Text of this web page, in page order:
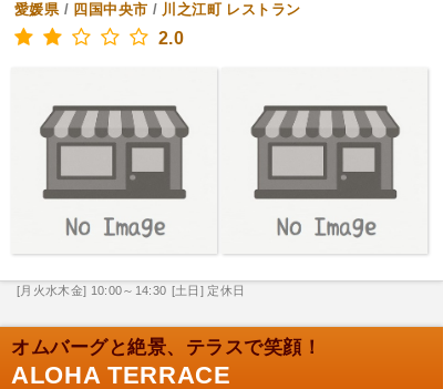
愛媛県/ 四国中央市 / 川之江町 レストラン
2.0
[月火水木金] 10:00～14:30 [土日] 定休日
オムバーグと絶景、テラスで笑顔！
ALOHA TERRACE